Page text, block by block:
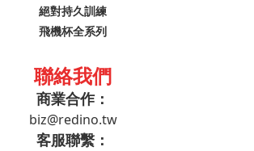
絕對持久訓練
飛機杯全系列
聯絡我們
商業合作：
biz@redino.tw
客服聯繫：